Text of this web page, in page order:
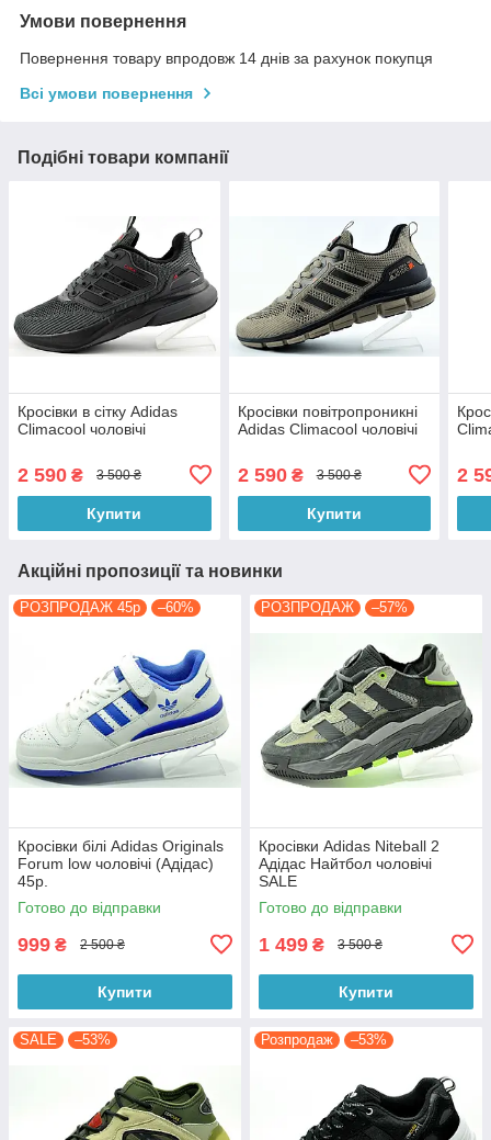
Умови повернення
Повернення товару впродовж 14 днів за рахунок покупця
Всі умови повернення
Подібні товари компанії
Кросівки в сітку Adidas
Climacool чоловічі
2 590 ₴ 3 500 ₴
Купити
Кросівки повітропроникні
Adidas Climacool чоловічі
2 590₴ 3 500 ₴
Купити
2
Акційні пропозиції та новинки
РОЗПРОДАЖ 45р –60%
Кросівки білі Adidas Originals
Forum low чоловічі (Адідас)
45р.
Готово до відправки
999 ₴ 2 500 ₴
Купити
РОЗПРОДАЖ –57%
Кросівки Adidas Niteball 2
Адідас Найтбол чоловічі
SALE
Готово до відправки
1 499 ₴ 3 500 ₴
Купити
SALE –53% Розпродаж –53%